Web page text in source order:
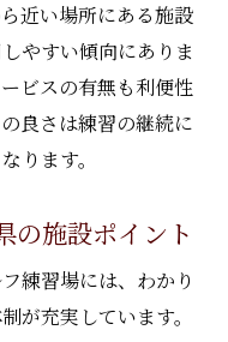
近い場所にある施設
やすい傾向にありま
ビスの有無も利便性
良さは練習の継続に
ります。
の施設ポイント
練習場には、わかり
が充実しています。